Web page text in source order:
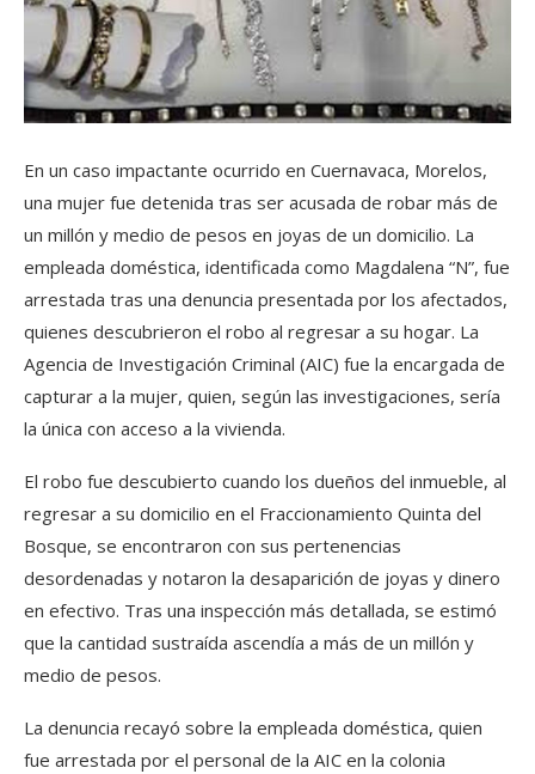
En un caso impactante ocurrido en Cuernavaca, Morelos,
una mujer fue detenida tras ser acusada de robar más de
un millón y medio de pesos en joyas de un domicilio. La
empleada doméstica, identificada como Magdalena “N”, fue
arrestada tras una denuncia presentada por los afectados,
quienes descubrieron el robo al regresar a su hogar. La
Agencia de Investigación Criminal (AIC) fue la encargada de
capturar a la mujer, quien, según las investigaciones, sería
la única con acceso a la vivienda.
El robo fue descubierto cuando los dueños del inmueble, al
regresar a su domicilio en el Fraccionamiento Quinta del
Bosque, se encontraron con sus pertenencias
desordenadas y notaron la desaparición de joyas y dinero
en efectivo. Tras una inspección más detallada, se estimó
que la cantidad sustraída ascendía a más de un millón y
medio de pesos.
La denuncia recayó sobre la empleada doméstica, quien
fue arrestada por el personal de la AIC en la colonia